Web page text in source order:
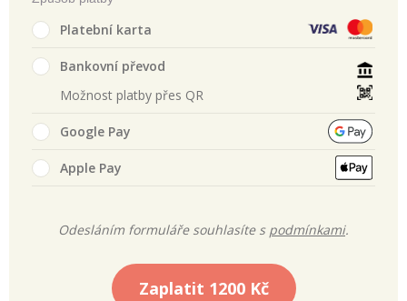
Platební karta
Bankovní převod
Možnost platby přes QR
Google Pay
Apple Pay
Odesláním formuláře souhlasíte s podmínkami.
Zaplatit 1200 Kč